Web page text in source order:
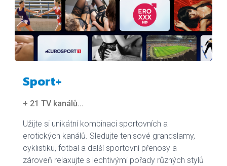
Sport+
+ 21 TV kanálů...
Užijte si unikátní kombinaci sportovních a
erotických kanálů. Sledujte tenisové grandslamy,
cyklistiku, fotbal a další sportovní přenosy a
zároveň relaxujte s lechtivými pořady různých stylů